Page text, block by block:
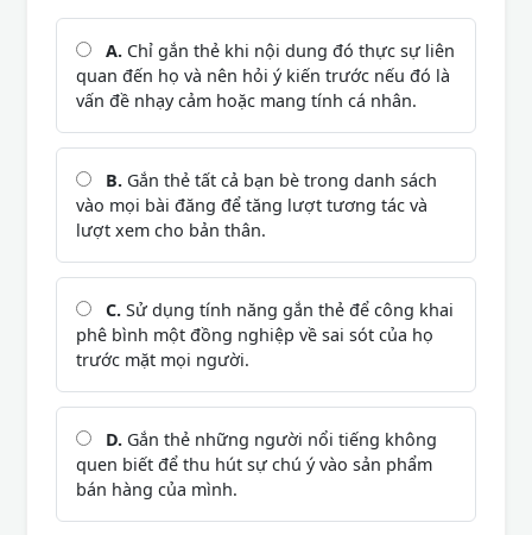
A. Chỉ gắn thẻ khi nội dung đó thực sự liên
quan đến họ và nên hỏi ý kiến trước nếu đó là
vấn đề nhạy cảm hoặc mang tính cá nhân.
B. Gắn thẻ tất cả bạn bè trong danh sách
vào mọi bài đăng để tăng lượt tương tác và
lượt xem cho bản thân.
C. Sử dụng tính năng gắn thẻ để công khai
phê bình một đồng nghiệp về sai sót của họ
trước mặt mọi người.
D. Gắn thẻ những người nổi tiếng không
quen biết để thu hút sự chú ý vào sản phẩm
bán hàng của mình.